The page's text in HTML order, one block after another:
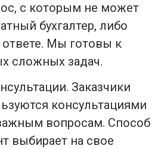
с которым не может
бухгалтер, либо
ответе. Мы готовы к
сложных задач.
Заказчики
консультациями
вопросам. Способ
выбирает на свое